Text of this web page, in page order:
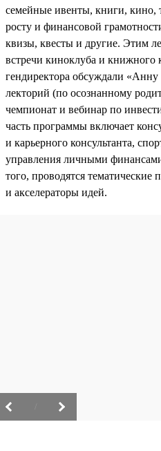
семейные ивенты, книги, кино,
росту и финансовой
квизы, квесты и другие. Этим
встречи киноклуба и книжного
гендиректора обсуждали
лекторий (по осознанному
чемпионат и вебинар по
часть программы включает
и карьерного консультанта,
управления личными
того, проводятся
и акселераторы идей.